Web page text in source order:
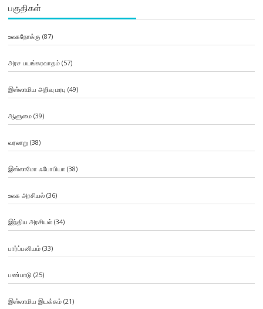
பகுதிகள்
உலகநோக்கு (87)
அரச பயங்கரவாதம்(57)
இஸ்லாமிய அறிவு மரபு (49)
ஆளுமை(39)
வரலாறு(38)
இஸ்லாமோ ஃபோபியா (38)
உலக அரசியல்(36)
இந்திய அரசியல்(34)
பார்ப்பனியம்(33)
பண்பாடு(25)
இஸ்லாமிய இயக்கம்(21)